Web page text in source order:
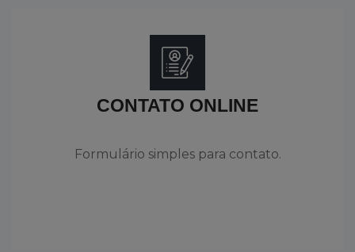
CONTATO ONLINE
Formulário simples para contato.